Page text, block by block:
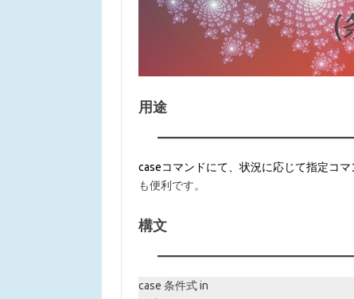
(
用途
caseコマンドにて、状況に応じて指定コマ
も便利です。
構文
case 条件式 in